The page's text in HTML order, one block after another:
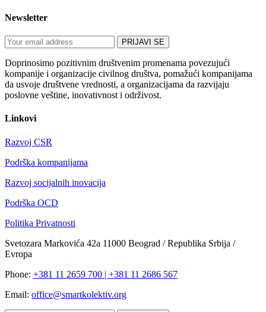
Newsletter
Doprinosimo pozitivnim društvenim promenama povezujući
kompanije i organizacije civilnog društva, pomažući kompanijama
da usvoje društvene vrednosti, a organizacijama da razvijaju
poslovne veštine, inovativnost i održivost.
Linkovi
Razvoj CSR
Podrška kompanijama
Razvoj socijalnih inovacija
Podrška OCD
Politika Privatnosti
Svetozara Markovića 42a 11000 Beograd / Republika Srbija /
Evropa
Phone: +381 11 2659 700 | +381 11 2686 567
Email: office@smartkolektiv.org